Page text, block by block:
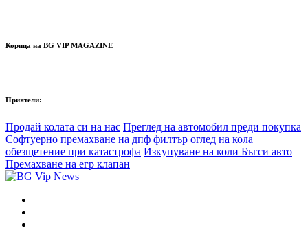
Корица на BG VIP MAGAZINE
Приятели:
Продай колата си на нас Преглед на автомобил преди покупка
Софтуерно премахване на дпф филтър оглед на кола
обезщетение при катастрофа Изкупуване на коли Бъгси авто
Премахване на егр клапан